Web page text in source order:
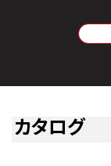
カタログ